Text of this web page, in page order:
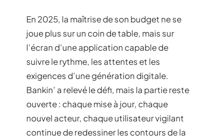
En 2025, la maîtrise de son budget ne se
joue plus sur un coin de table, mais sur
l’écran d’une application capable de
suivre le rythme, les attentes et les
exigences d’une génération digitale.
Bankin’ a relevé le défi, mais la partie reste
ouverte : chaque mise à jour, chaque
nouvel acteur, chaque utilisateur vigilant
continue de redessiner les contours de la